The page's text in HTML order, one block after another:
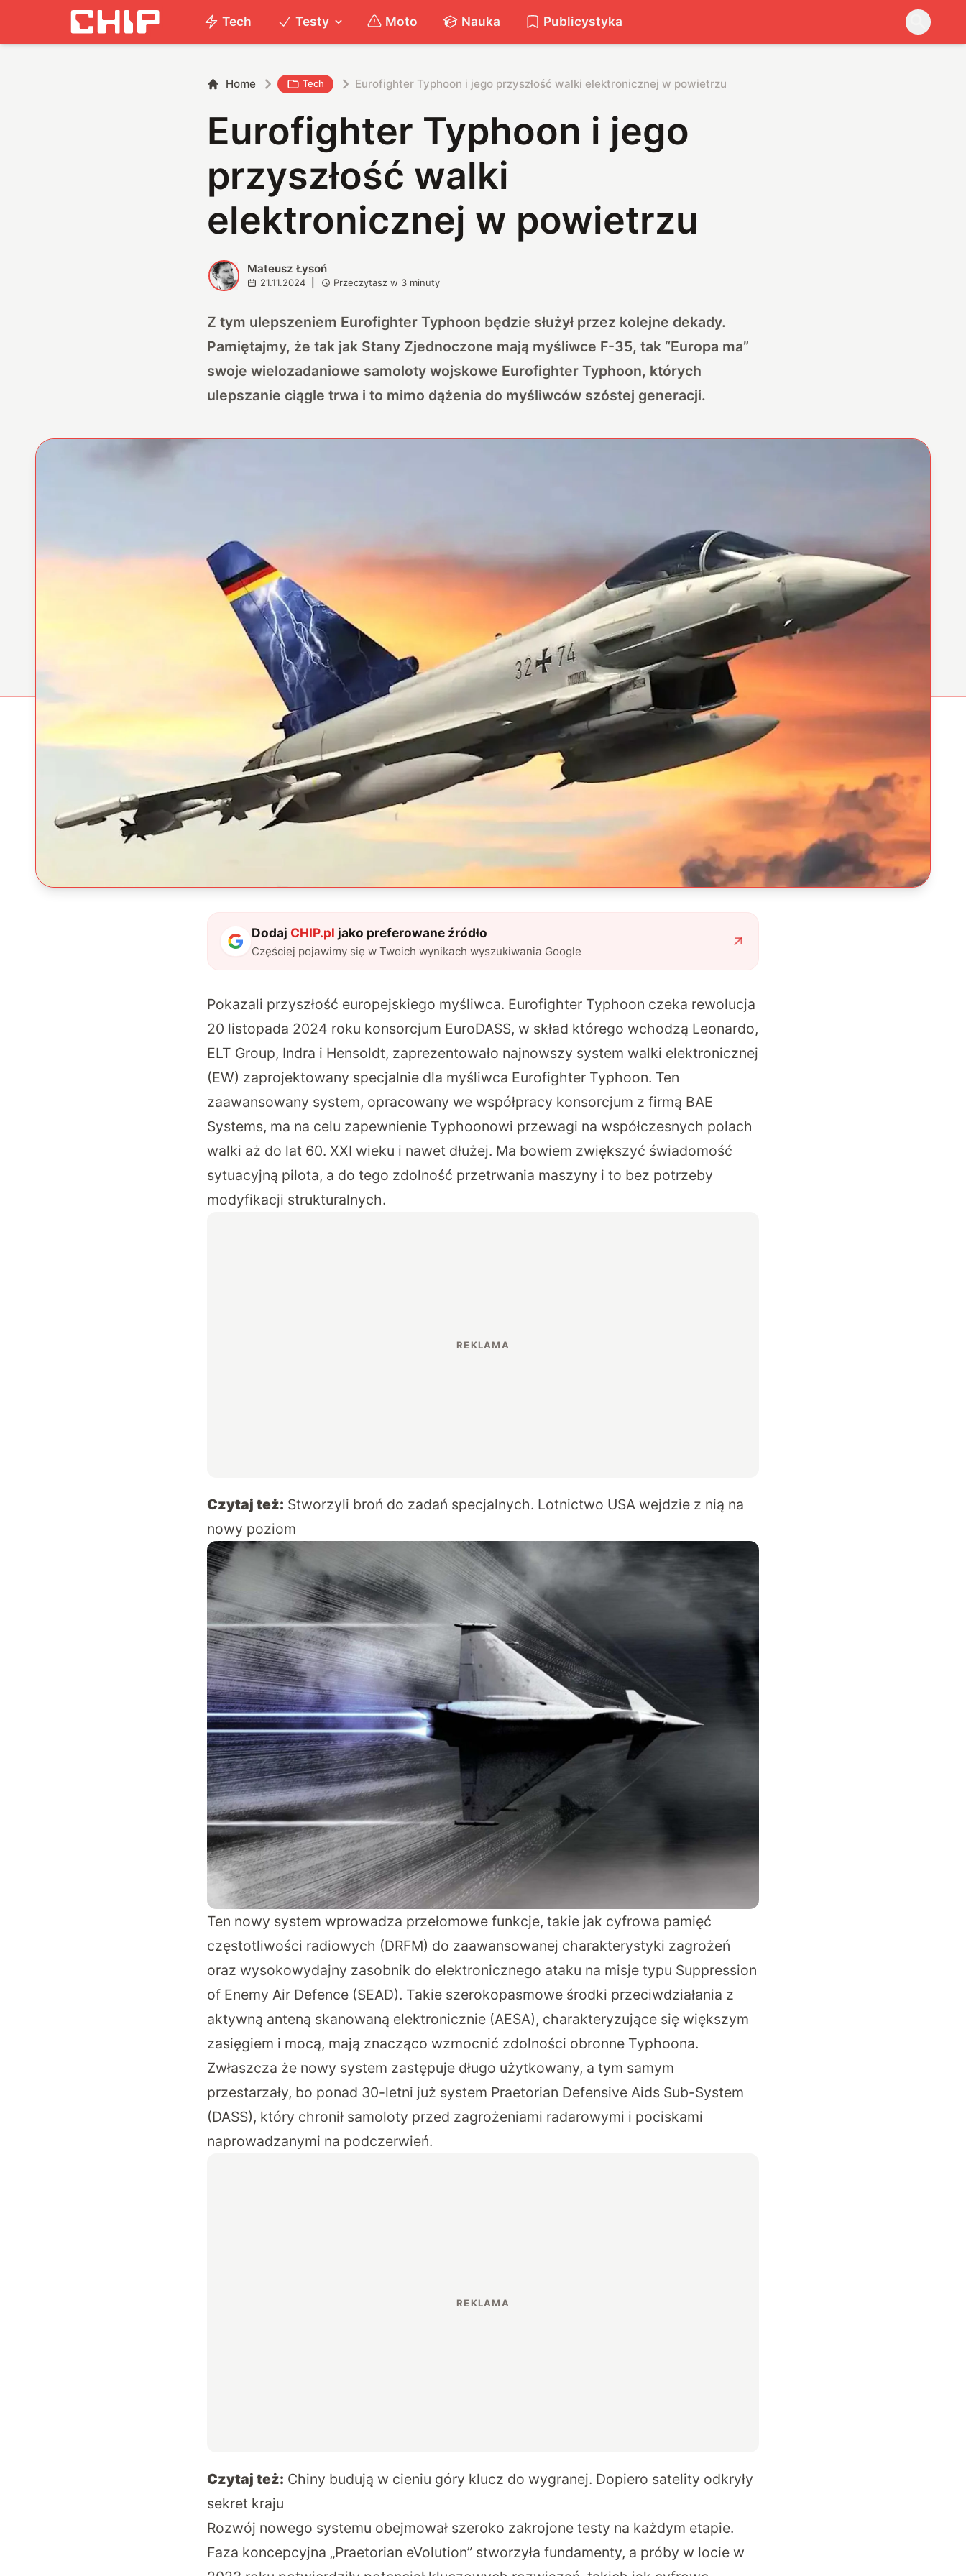
Tech Testy Moto Nauka Publicystyka
Home Tech Eurofighter Typhoon i jego przyszłość walki elektronicznej w powietrzu
Eurofighter Typhoon i jego
przyszłość walki
elektronicznej w powietrzu
M Mateusz Łysoń
21.11.2024 Przeczytasz w 3 minuty
Z tym ulepszeniem Eurofighter Typhoon będzie służył przez kolejne dekady.
Pamiętajmy, że tak jak Stany Zjednoczone mają myśliwce F-35, tak “Europa ma”
swoje wielozadaniowe samoloty wojskowe Eurofighter Typhoon, których
ulepszanie ciągle trwa i to mimo dążenia do myśliwców szóstej generacji.
Dodaj CHIP.pl jako preferowane źródło
Częściej pojawimy się w Twoich wynikach wyszukiwania Google
Pokazali przyszłość europejskiego myśliwca. Eurofighter Typhoon czeka rewolucja
20 listopada 2024 roku konsorcjum EuroDASS, w skład którego wchodzą Leonardo,
ELT Group, Indra i Hensoldt, zaprezentowało najnowszy system walki elektronicznej
(EW) zaprojektowany specjalnie dla myśliwca Eurofighter Typhoon. Ten
zaawansowany system, opracowany we współpracy konsorcjum z firmą BAE
Systems, ma na celu zapewnienie Typhoonowi przewagi na współczesnych polach
walki aż do lat 60. XXI wieku i nawet dłużej. Ma bowiem zwiększyć świadomość
sytuacyjną pilota, a do tego zdolność przetrwania maszyny i to bez potrzeby
modyfikacji strukturalnych.
Czytaj też: Stworzyli broń do zadań specjalnych. Lotnictwo USA wejdzie z nią na
nowy poziom
Ten nowy system wprowadza przełomowe funkcje, takie jak cyfrowa pamięć
częstotliwości radiowych (DRFM) do zaawansowanej charakterystyki zagrożeń
oraz wysokowydajny zasobnik do elektronicznego ataku na misje typu Suppression
of Enemy Air Defence (SEAD). Takie szerokopasmowe środki przeciwdziałania z
aktywną anteną skanowaną elektronicznie (AESA), charakteryzujące się większym
zasięgiem i mocą, mają znacząco wzmocnić zdolności obronne Typhoona.
Zwłaszcza że nowy system zastępuje długo użytkowany, a tym samym
przestarzały, bo ponad 30-letni już system Praetorian Defensive Aids Sub-System
(DASS), który chronił samoloty przed zagrożeniami radarowymi i pociskami
naprowadzanymi na podczerwień.
Czytaj też: Chiny budują w cieniu góry klucz do wygranej. Dopiero satelity odkryły
sekret kraju
Rozwój nowego systemu obejmował szeroko zakrojone testy na każdym etapie.
Faza koncepcyjna „Praetorian eVolution” stworzyła fundamenty, a próby w locie w